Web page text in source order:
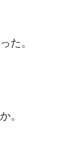
た。
。